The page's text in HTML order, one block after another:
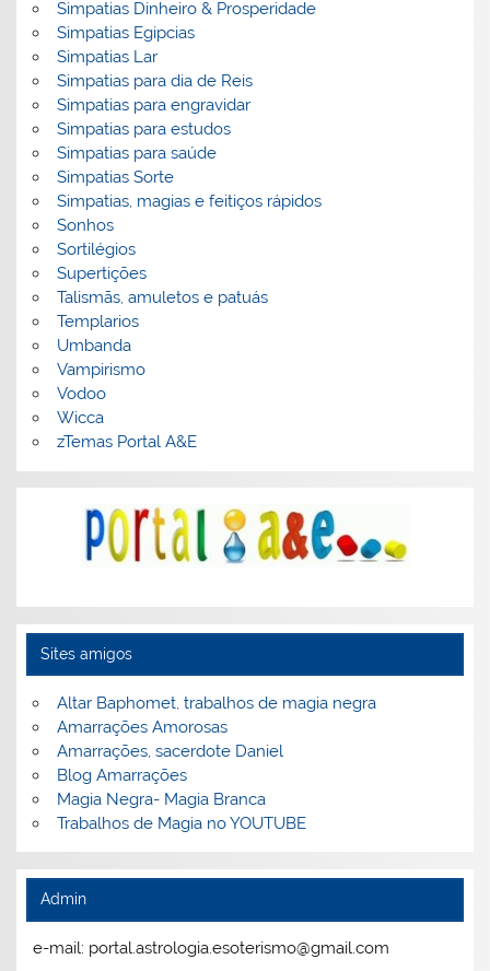
Simpatias Dinheiro & Prosperidade
Simpatias Egipcias
Simpatias Lar
Simpatias para dia de Reis
Simpatias para engravidar
Simpatias para estudos
Simpatias para saúde
Simpatias Sorte
Simpatias, magias e feitiços rápidos
Sonhos
Sortilégios
Supertições
Talismãs, amuletos e patuás
Templarios
Umbanda
Vampirismo
Vodoo
Wicca
zTemas Portal A&E
Sites amigos
Altar Baphomet, trabalhos de magia negra
Amarrações Amorosas
Amarrações, sacerdote Daniel
Blog Amarrações
Magia Negra- Magia Branca
Trabalhos de Magia no YOUTUBE
Admin
e-mail: portal.astrologia.esoterismo@gmail.com